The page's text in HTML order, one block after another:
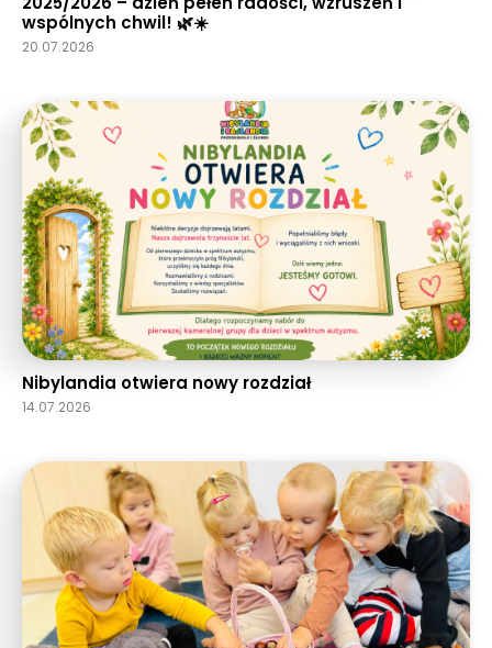
wspólnych chwil! 🌿☀️
20.07.2026
Nibylandia otwiera nowy rozdział
14.07.2026